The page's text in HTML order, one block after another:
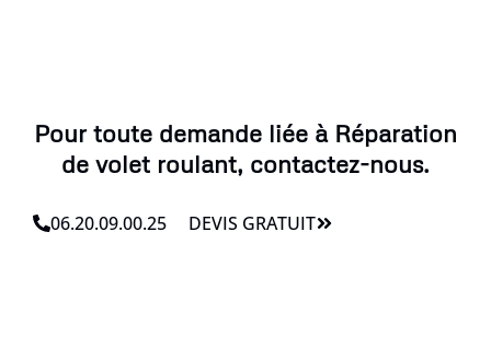
Pour toute demande liée à Réparation
de volet roulant, contactez-nous.
06.20.09.00.25 DEVIS GRATUIT